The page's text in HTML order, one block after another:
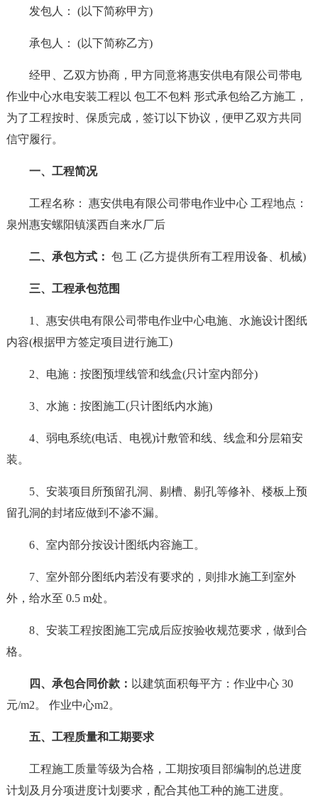
发包人： (以下简称甲方)
承包人： (以下简称乙方)
经甲、乙双方协商，甲方同意将惠安供电有限公司带电
作业中心水电安装工程以 包工不包料 形式承包给乙方施工，
为了工程按时、保质完成，签订以下协议，便甲乙双方共同
信守履行。
一、工程简况
工程名称： 惠安供电有限公司带电作业中心 工程地点：
泉州惠安螺阳镇溪西自来水厂后
二、承包方式： 包 工 (乙方提供所有工程用设备、机械)
三、工程承包范围
1、惠安供电有限公司带电作业中心电施、水施设计图纸
内容(根据甲方签定项目进行施工)
2、电施：按图预埋线管和线盒(只计室内部分)
3、水施：按图施工(只计图纸内水施)
4、弱电系统(电话、电视)计敷管和线、线盒和分层箱安
装。
5、安装项目所预留孔洞、剔槽、剔孔等修补、楼板上预
留孔洞的封堵应做到不渗不漏。
6、室内部分按设计图纸内容施工。
7、室外部分图纸内若没有要求的，则排水施工到室外
外，给水至 0.5 m处。
8、安装工程按图施工完成后应按验收规范要求，做到合
格。
四、承包合同价款： 以建筑面积每平方：作业中心 30
元/m2。 作业中心m2。
五、工程质量和工期要求
工程施工质量等级为合格，工期按项目部编制的总进度
计划及月分项进度计划要求，配合其他工种的施工进度。